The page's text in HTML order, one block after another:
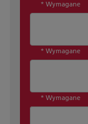
* Wymagane
* Wymagane
* Wymagane